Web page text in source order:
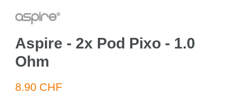
Aspire - 2x Pod Pixo - 1.0
Ohm
8.90 CHF